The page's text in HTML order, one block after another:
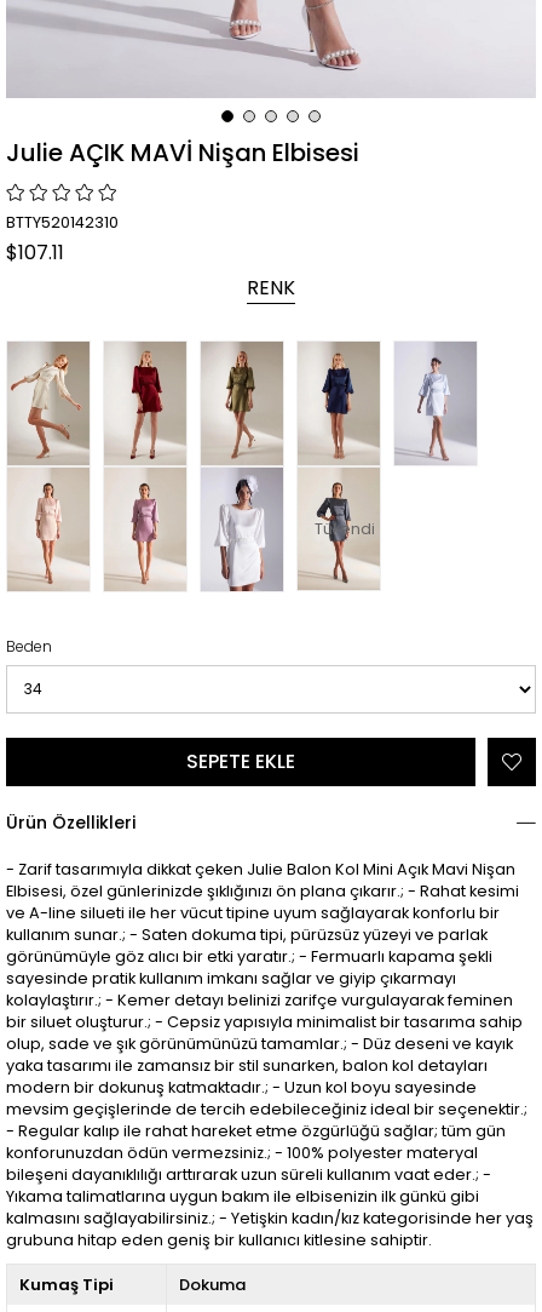
Julie AÇIK MAVİ Nişan Elbisesi
BTTY520142310
$107.11
RENK
Tükendi
Beden
Ürün Özellikleri
- Zarif tasarımıyla dikkat çeken Julie Balon Kol Mini Açık Mavi Nişan
Elbisesi, özel günlerinizde şıklığınızı ön plana çıkarır.; - Rahat kesimi
ve A-line silueti ile her vücut tipine uyum sağlayarak konforlu bir
kullanım sunar.; - Saten dokuma tipi, pürüzsüz yüzeyi ve parlak
görünümüyle göz alıcı bir etki yaratır.; - Fermuarlı kapama şekli
sayesinde pratik kullanım imkanı sağlar ve giyip çıkarmayı
kolaylaştırır.; - Kemer detayı belinizi zarifçe vurgulayarak feminen
bir siluet oluşturur.; - Cepsiz yapısıyla minimalist bir tasarıma sahip
olup, sade ve şık görünümünüzü tamamlar.; - Düz deseni ve kayık
yaka tasarımı ile zamansız bir stil sunarken, balon kol detayları
modern bir dokunuş katmaktadır.; - Uzun kol boyu sayesinde
mevsim geçişlerinde de tercih edebileceğiniz ideal bir seçenektir.;
- Regular kalıp ile rahat hareket etme özgürlüğü sağlar; tüm gün
konforunuzdan ödün vermezsiniz.; - 100% polyester materyal
bileşeni dayanıklılığı arttırarak uzun süreli kullanım vaat eder.; -
Yıkama talimatlarına uygun bakım ile elbisenizin ilk günkü gibi
kalmasını sağlayabilirsiniz.; - Yetişkin kadın/kız kategorisinde her yaş
grubuna hitap eden geniş bir kullanıcı kitlesine sahiptir.
Kumaş Tipi
Dokuma